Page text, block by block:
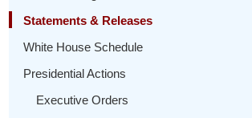
Statements & Releases
White House Schedule
Presidential Actions
Executive Orders